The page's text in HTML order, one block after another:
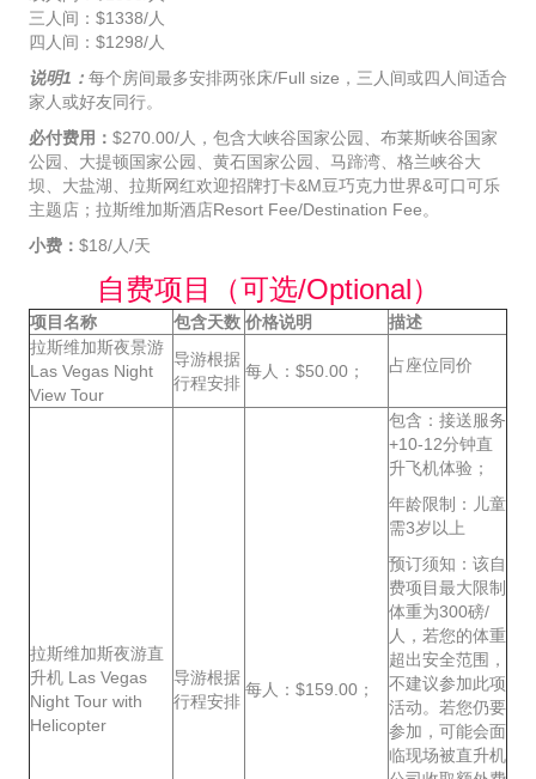
三人间：$1338/人
四人间：$1298/人
说明1： 每个房间最多安排两张床/Full size，三人间或四人间适合
家人或好友同行。
必付费用： $270.00/人，包含大峡谷国家公园、布莱斯峡谷国家
公园、大提顿国家公园、黄石国家公园、马蹄湾、格兰峡谷大
坝、大盐湖、拉斯网红欢迎招牌打卡&M豆巧克力世界&可口可乐
主题店；拉斯维加斯酒店Resort Fee/Destination Fee。
小费： $18/人/天
自费项目（可选/Optional）
项目名称 包含天数 价格说明
描述
拉斯维加斯夜景游
Las Vegas Night
View Tour
导游根据
行程安排
每人：$50.00； 占座位同价
拉斯维加斯夜游直
升机 Las Vegas
Night Tour with
Helicopter
导游根据
行程安排
每人：$159.00；
包含：接送服务
+10-12分钟直
升飞机体验；
年龄限制：儿童
需3岁以上
预订须知：该自
费项目最大限制
体重为300磅/
人，若您的体重
超出安全范围，
不建议参加此项
活动。若您仍要
参加，可能会面
临现场被直升机